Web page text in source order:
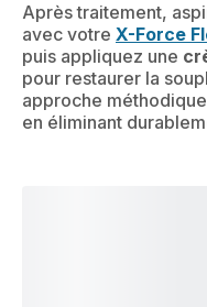
Après traitement,
avec votre X-Force
puis appliquez une
pour restaurer la
approche
en éliminant